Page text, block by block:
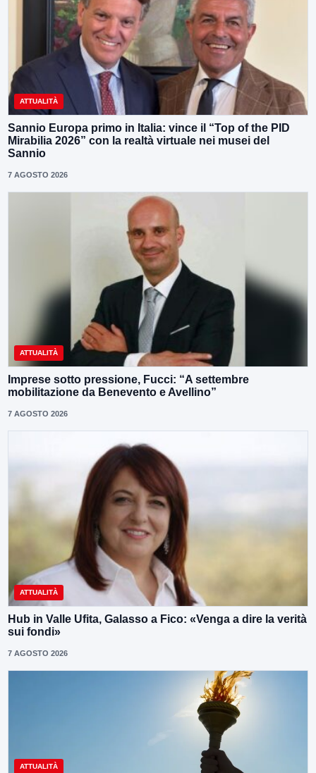
ATTUALITÀ
Sannio Europa primo in Italia: vince il “Top of the PID
Mirabilia 2026” con la realtà virtuale nei musei del
Sannio
7 AGOSTO 2026
ATTUALITÀ
Imprese sotto pressione, Fucci: “A settembre
mobilitazione da Benevento e Avellino”
7 AGOSTO 2026
ATTUALITÀ
Hub in Valle Ufita, Galasso a Fico: «Venga a dire la verità
sui fondi»
7 AGOSTO 2026
ATTUALITÀ